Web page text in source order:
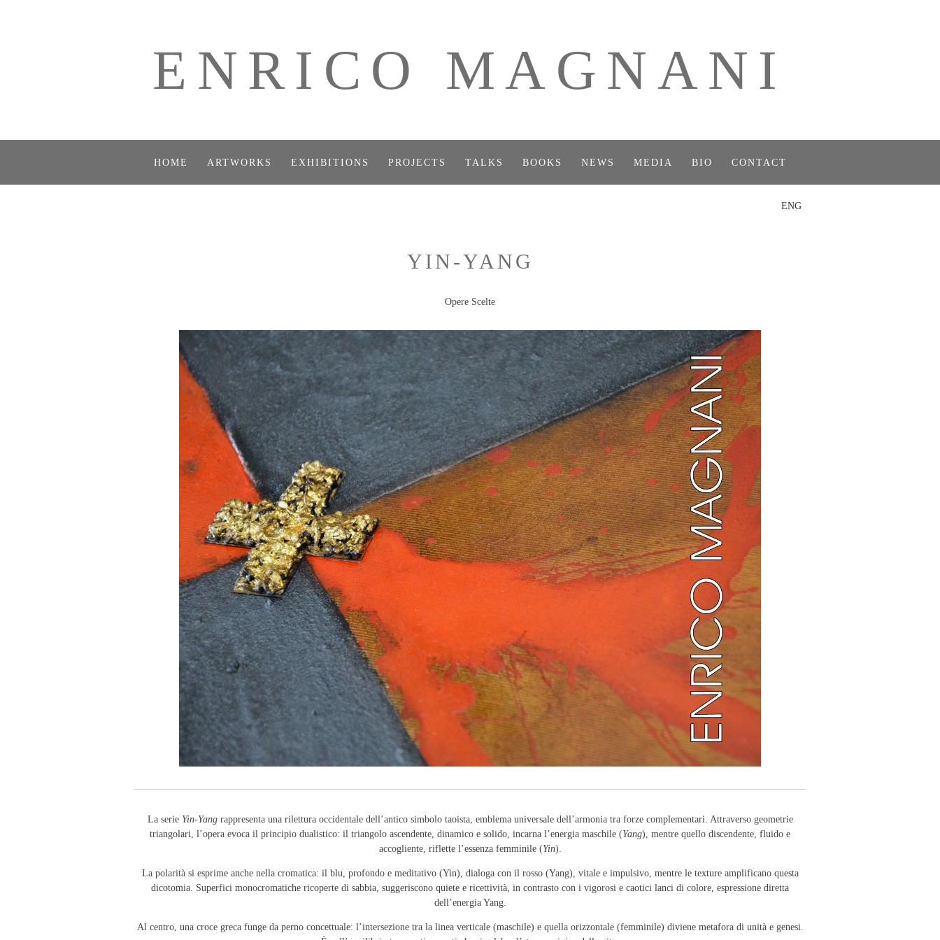
ENRICO MAGNANI
HOME ARTWORKS EXHIBITIONS PROJECTS TALKS BOOKS NEWS MEDIA BIO CONTACT
ENG
YIN-YANG
Opere Scelte
La serie Yin-Yangrappresenta una rilettura occidentale dell’antico simbolo taoista, emblema universale dell’armonia tra forze complementari. Attraverso geometrie
triangolari, l’opera evoca il principio dualistico: il triangolo ascendente, dinamico e solido, incarna l’energia maschile (Yang), mentre quello discendente, fluido e
accogliente, riflette l’essenza femminile (Yin).
La polarità si esprime anche nella cromatica: il blu, profondo e meditativo (Yin), dialoga con il rosso (Yang), vitale e impulsivo, mentre le texture amplificano questa
dicotomia. Superfici monocromatiche ricoperte di sabbia, suggeriscono quiete e ricettività, in contrasto con i vigorosi e caotici lanci di colore, espressione diretta
dell’energia Yang.
Al centro, una croce greca funge da perno concettuale: l’intersezione tra la linea verticale (maschile) e quella orizzontale (femminile) diviene metafora di unità e genesi.